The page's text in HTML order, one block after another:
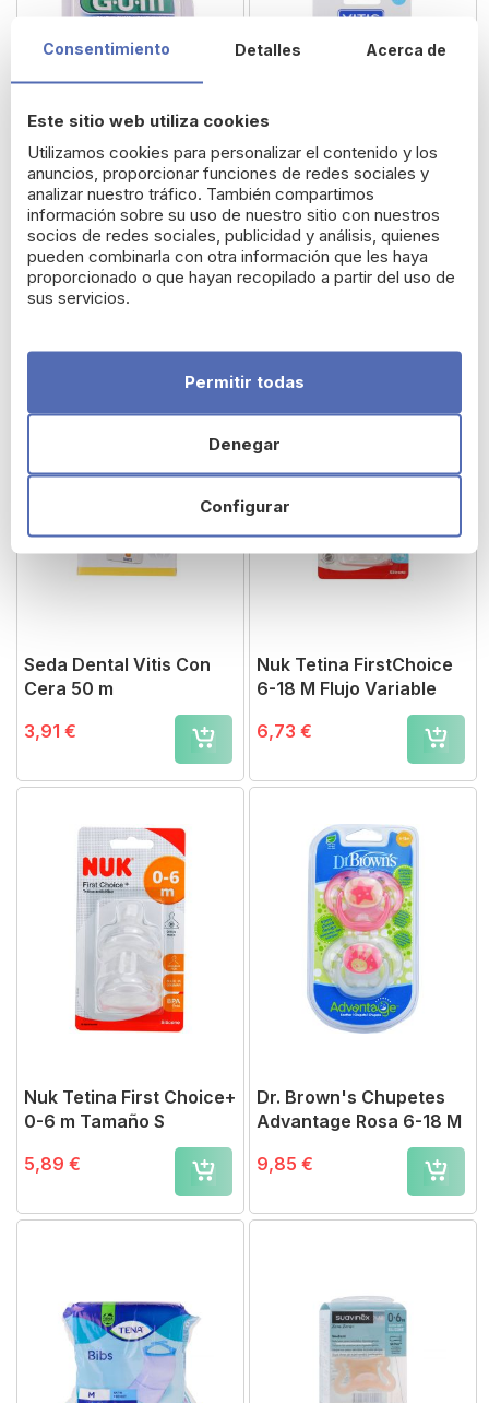
Gum Seda Dental
Encerada Mentolada 55
m
3,91 €
Seda Dental Vitis Sin
Cera 50 m
Seda Dental Vitis Con
Cera 50 m
3,91 €
Nuk Tetina FirstChoice
6-18 M Flujo Variable
6,73 €
Nuk Tetina First Choice+
0-6 m Tamaño S
5,89 €
Dr. Brown's Chupetes
Advantage Rosa 6-18 M
9,85 €
Consentimiento Detalles Acerca de
Este sitio web utiliza cookies
Utilizamos cookies para personalizar el contenido y los
anuncios, proporcionar funciones de redes sociales y
analizar nuestro tráfico. También compartimos
información sobre su uso de nuestro sitio con nuestros
socios de redes sociales, publicidad y análisis, quienes
pueden combinarla con otra información que les haya
proporcionado o que hayan recopilado a partir del uso de
sus servicios.
Configurar
Denegar
Permitir todas